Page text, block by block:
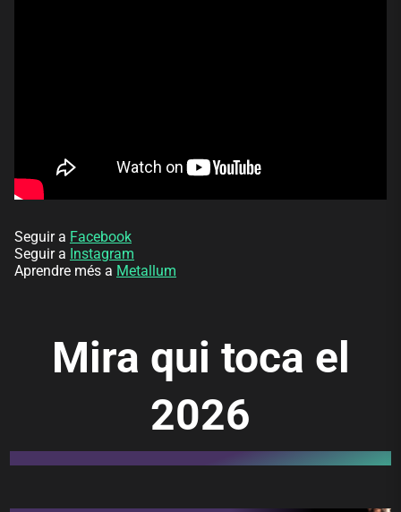
Seguir a Facebook
Seguir a Instagram
Aprendre més a Metallum
Mira qui toca el
2026